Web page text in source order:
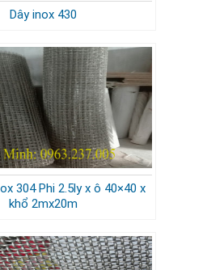
Dây inox 430
304 Phi 2.5ly x ô 40×40 x
khổ 2mx20m